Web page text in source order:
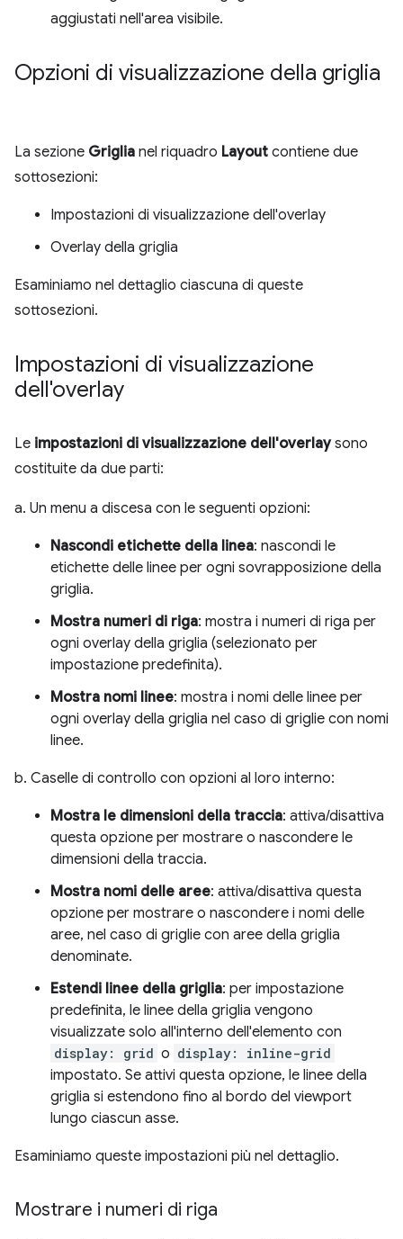
aggiustati nell'area visibile.
Opzioni di visualizzazione della griglia
La sezione Griglia nel riquadro Layout contiene due
sottosezioni:
Impostazioni di visualizzazione dell'overlay
Overlay della griglia
Esaminiamo nel dettaglio ciascuna di queste
sottosezioni.
Impostazioni di visualizzazione
dell'overlay
Le impostazioni di visualizzazione dell'overlaysono
costituite da due parti:
a. Un menu a discesa con le seguenti opzioni:
Nascondi etichette della linea: nascondi le
etichette delle linee per ogni sovrapposizione della
griglia.
Mostra numeri di riga: mostra i numeri di riga per
ogni overlay della griglia (selezionato per
impostazione predefinita).
Mostra nomi linee: mostra i nomi delle linee per
ogni overlay della griglia nel caso di griglie con nomi
linee.
b. Caselle di controllo con opzioni al loro interno:
Mostra le dimensioni della traccia: attiva/disattiva
questa opzione per mostrare o nascondere le
dimensioni della traccia.
Mostra nomi delle aree: attiva/disattiva questa
opzione per mostrare o nascondere i nomi delle
aree, nel caso di griglie con aree della griglia
denominate.
Estendi linee della griglia: per impostazione
predefinita, le linee della griglia vengono
visualizzate solo all'interno dell'elemento con
display: grid o display: inline-grid
impostato. Se attivi questa opzione, le linee della
griglia si estendono fino al bordo del viewport
lungo ciascun asse.
Esaminiamo queste impostazioni più nel dettaglio.
Mostrare i numeri di riga